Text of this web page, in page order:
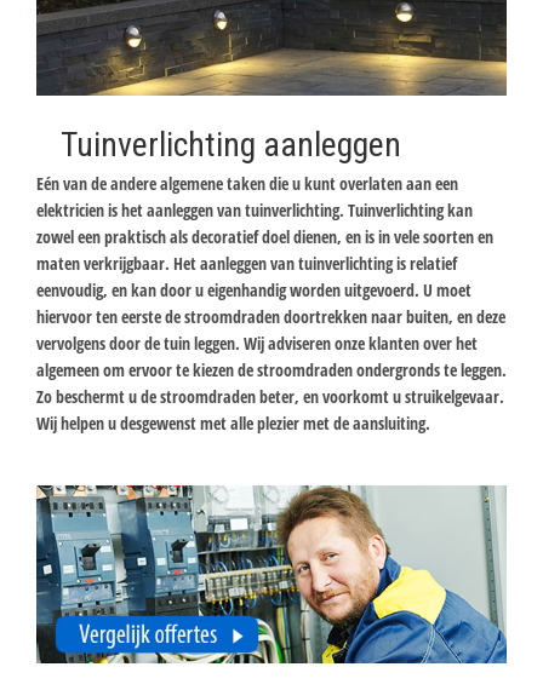
Tuinverlichting aanleggen
Eén van de andere algemene taken die u kunt overlaten aan een
elektricien is het aanleggen van tuinverlichting. Tuinverlichting kan
zowel een praktisch als decoratief doel dienen, en is in vele soorten en
maten verkrijgbaar. Het aanleggen van tuinverlichting is relatief
eenvoudig, en kan door u eigenhandig worden uitgevoerd. U moet
hiervoor ten eerste de stroomdraden doortrekken naar buiten, en deze
vervolgens door de tuin leggen. Wij adviseren onze klanten over het
algemeen om ervoor te kiezen de stroomdraden ondergronds te leggen.
Zo beschermt u de stroomdraden beter, en voorkomt u struikelgevaar.
Wij helpen u desgewenst met alle plezier met de aansluiting.